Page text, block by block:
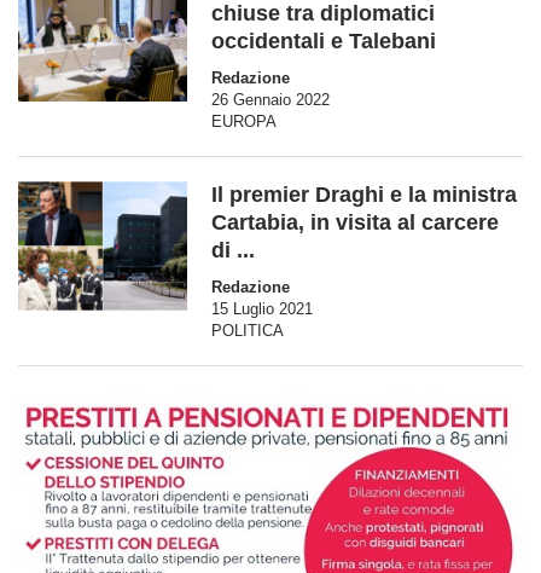
chiuse tra diplomatici
occidentali e Talebani
Redazione
26 Gennaio 2022
EUROPA
Il premier Draghi e la ministra
Cartabia, in visita al carcere
di ...
Redazione
15 Luglio 2021
POLITICA